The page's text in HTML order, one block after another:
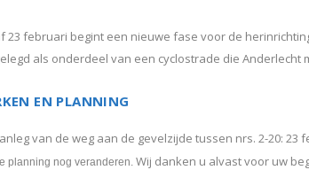
23 februari begint een nieuwe fase voor de
als onderdeel van een cyclostrade die Anderlecht
EN PLANNING
van de weg aan de gevelzijde tussen nrs. 2-20: 23
planning nog veranderen.Wij danken u alvast voor uw